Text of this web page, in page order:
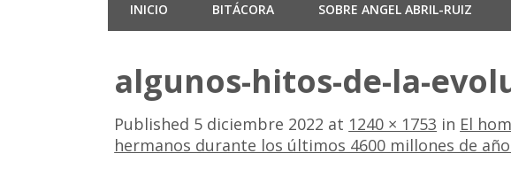
INICIO BITÁCORA SOBRE ANGEL ABRIL-RUIZ
algunos-hitos-de-la-
Published 5 diciembre 2022 at 1240 × 1753 in El
hermanos durante los últimos 4600 millones de